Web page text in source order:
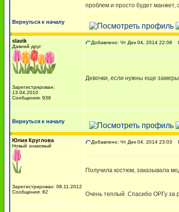
проблем и просто будет
Вернуться к началу
slavik
Давний друг
Зарегистрирован:
13.04.2010
Сообщения: 939
Добавлено: Чт Дек 04, 2014 22:08
Девочки, если нужны еще замеры
Вернуться к началу
Юлия Круглова
Новый знакомый
Зарегистрирован: 08.11.2012
Сообщения: 82
Добавлено: Чт Дек 04, 2014 23:03
Получила костюм, заказывала
Очень теплый. Спасибо ОРГу за